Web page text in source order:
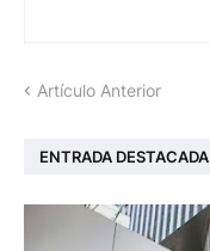
Artículo Anterior
ENTRADA DESTACADA